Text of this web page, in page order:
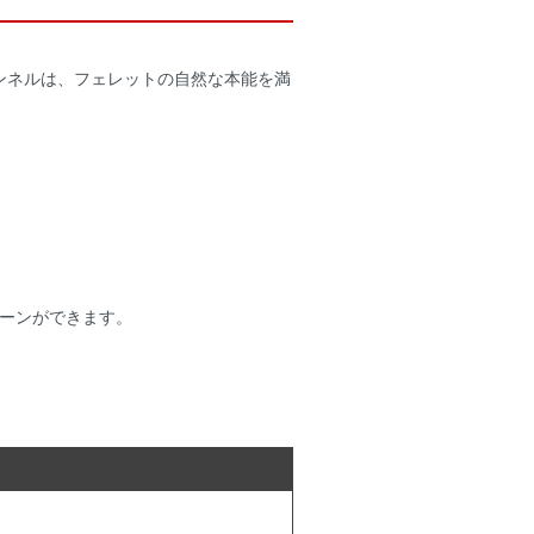
ルは、フェレットの自然な本能を満
ンができます。